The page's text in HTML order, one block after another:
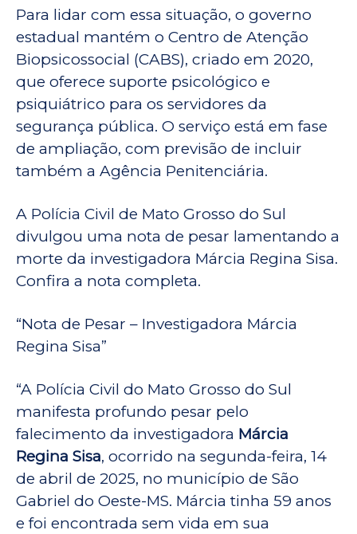
Para lidar com essa situação, o governo
estadual mantém o Centro de Atenção
Biopsicossocial (CABS), criado em 2020,
que oferece suporte psicológico e
psiquiátrico para os servidores da
segurança pública. O serviço está em fase
de ampliação, com previsão de incluir
também a Agência Penitenciária.
A Polícia Civil de Mato Grosso do Sul
divulgou uma nota de pesar lamentando a
morte da investigadora Márcia Regina Sisa.
Confira a nota completa.
“Nota de Pesar – Investigadora Márcia
Regina Sisa”
“A Polícia Civil do Mato Grosso do Sul
manifesta profundo pesar pelo
falecimento da investigadora Márcia
Regina Sisa, ocorrido na segunda-feira, 14
de abril de 2025, no município de São
Gabriel do Oeste-MS. Márcia tinha 59 anos
e foi encontrada sem vida em sua